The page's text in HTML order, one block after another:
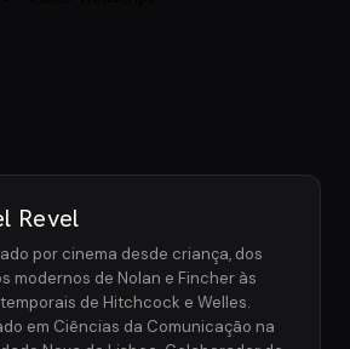
Revel
por cinema desde criança, dos
modernos de Nolan e Fincher às
de Hitchcock e Welles.
em Ciências da Comunicação na